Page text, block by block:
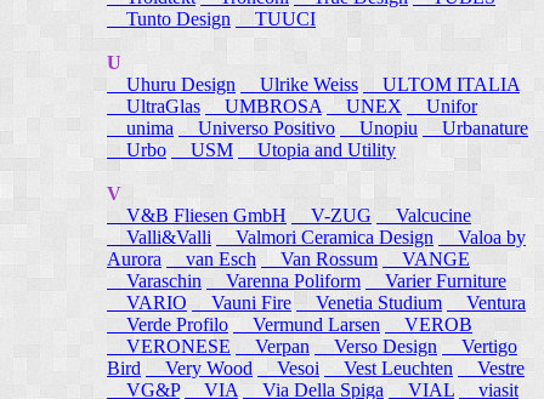
Tunto Design
TUUCI
U
Uhuru Design
Ulrike Weiss
ULTOM ITALIA
UltraGlas
UMBROSA UNEX
Unifor
unima
Universo Positivo Unopiu
Urbanature
Urbo
USM Utopia and Utility
V
V&B Fliesen GmbH
V-ZUG
Valcucine
Valli&Valli
Valmori Ceramica Design
Valoa by
Aurora
van Esch Van Rossum
VANGE
Varaschin
Varenna Poliform
Varier Furniture
VARIO
Vauni Fire Venetia Studium
Ventura
Verde Profilo
Vermund Larsen
VEROB
VERONESE
Verpan Verso Design
Vertigo
Bird
Very Wood Vesoi Vest Leuchten
Vestre
VG&P
VIA Via Della Spiga VIAL
viasit